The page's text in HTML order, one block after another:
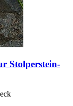
Stolperstein-